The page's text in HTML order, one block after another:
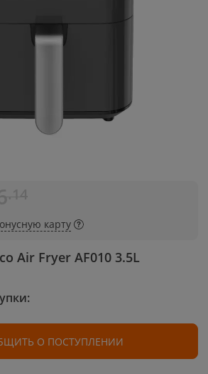
Air Fryer AF010 3.5L
карту
О ПОСТУПЛЕНИИ